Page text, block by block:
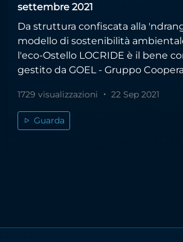
settembre 2021
Da struttura confiscata alla
modello di sostenibilità
l'eco-Ostello LOCRIDE è il bene
gestito da GOEL - Gruppo
1729 visualizzazioni 22 Sep 2021
Guarda